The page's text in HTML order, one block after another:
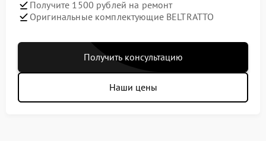
Получите 1500 рублей на ремонт
Оригинальные комплектующие BELTRATTO
Получить консультацию
Наши цены